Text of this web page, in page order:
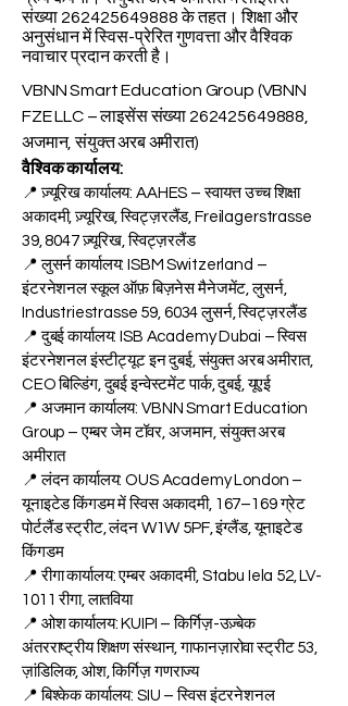
वीबीएनएन एफजेडई एलएलसी। एक स्मार्ट एजुकेशन
ग्रुप कंपनी। संयुक्त अरब अमीरात में लाइसेंस
संख्या262425649888 के तहत। शिक्षा और
अनुसंधान में स्विस-प्रेरित गुणवत्ता और वैश्विक
नवाचार प्रदान करती है।
VBNN Smart Education Group (VBNN
FZE LLC – लाइसेंस संख्या262425649888
अजमान, संयुक्त अरब अमीरात)
वैश्विक कार्यालय:
📍 ज़्यूरिख कार्यालय: AAHES – स्वायत्त उच्च शिक्षा
अकादमी, ज़्यूरिख, स्विट्ज़रलैंड, Freilagerstrasse
39, 8047 ज़्यूरिख, स्विट्ज़रलैंड
📍 लुसर्न कार्यालय: ISBM Switzerland –
इंटरनेशनल स्कूल ऑफ़ बिज़नेस मैनेजमेंट, लुसर्न,
Industriestrasse 59, 6034 लुसर्न, स्विट्ज़रलैंड
📍 दुबई कार्यालय: ISB Academy Dubai – स्विस
इंटरनेशनल इंस्टीट्यूट इन दुबई, संयुक्त अरब अमीरात,
CEO बिल्डिंग, दुबई इन्वेस्टमेंट पार्क, दुबई, यूएई
📍 अजमान कार्यालय: VBNN Smart Education
Group – एम्बर जेम टॉवर, अजमान, संयुक्त अरब
अमीरात
📍 लंदन कार्यालय: OUS Academy London –
यूनाइटेड किंगडम में स्विस अकादमी, 167–169 ग्रेट
पोर्टलैंड स्ट्रीट, लंदन W1W 5PF, इंग्लैंड, यूनाइटेड
किंगडम
📍 रीगा कार्यालय: एम्बर अकादमी, Stabu Iela 52, LV-
1011 रीगा, लातविया
📍 ओश कार्यालय: KUIPI – किर्गिज़-उज़्बेक
अंतरराष्ट्रीय शिक्षण संस्थान, गाफानज़ारोवा स्ट्रीट 53,